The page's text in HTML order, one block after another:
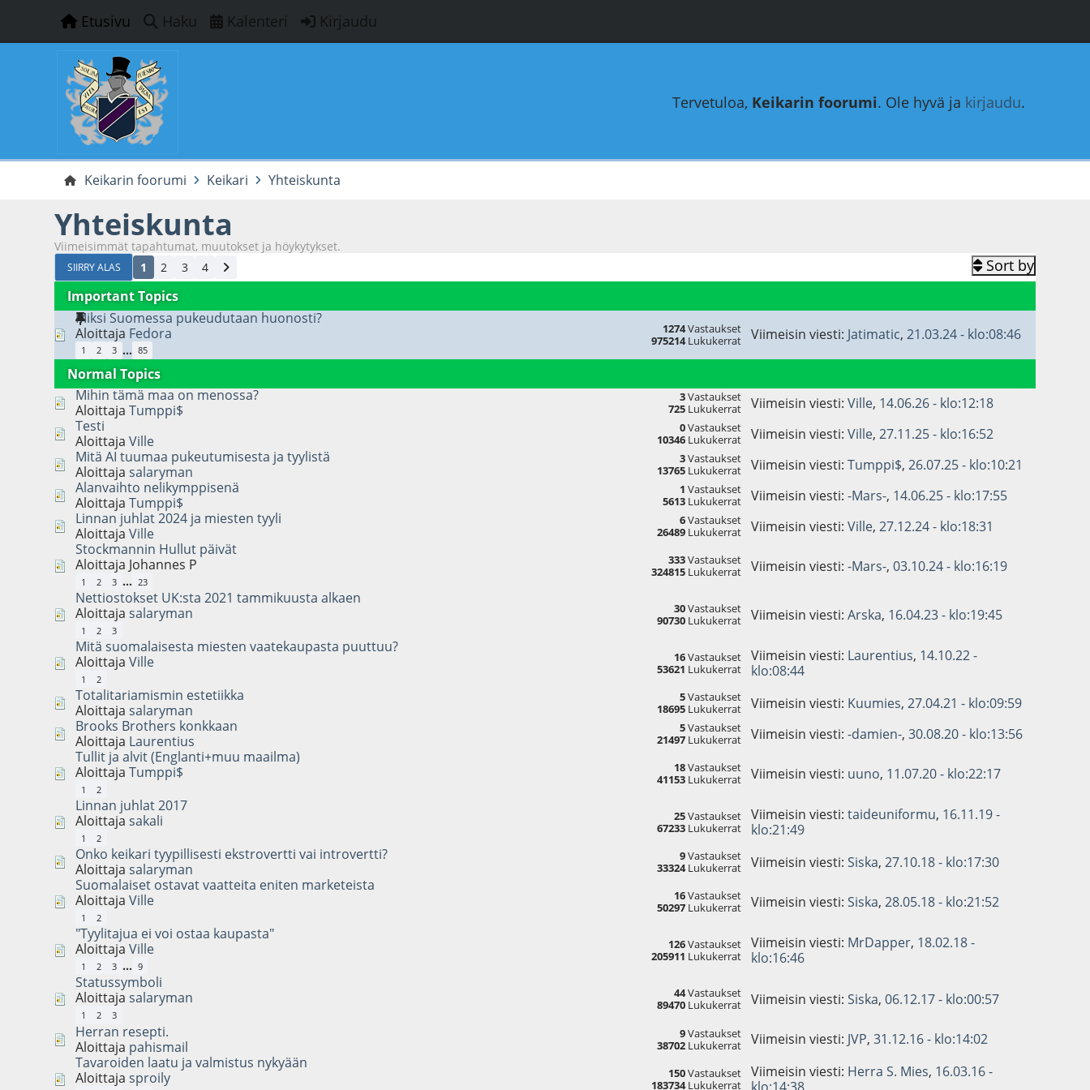
Etusivu Haku Kalenteri Kirjaudu
Tervetuloa, Keikarin foorumi. Ole hyvä ja kirjaudu.
Keikarin foorumi Keikari Yhteiskunta
Yhteiskunta
Viimeisimmät tapahtumat, muutokset ja höykytykset.
SIIRRY ALAS 1 2 3 4 Sort by
Important Topics
Miksi Suomessa pukeudutaan huonosti?
Aloittaja Fedora
1 2 3 ... 85
1274Vastaukset
975214Lukukerrat Viimeisin viesti: Jatimatic, 21.03.24 - klo:08:46
Normal Topics
Mihin tämä maa on menossa?
AloittajaTumppi$
3Vastaukset
725Lukukerrat Viimeisin viesti: Ville, 14.06.26 - klo:12:18
Testi
AloittajaVille
0Vastaukset
10346Lukukerrat Viimeisin viesti: Ville, 27.11.25 - klo:16:52
Mitä AI tuumaa pukeutumisesta ja tyylistä
Aloittajasalaryman
3Vastaukset
13765Lukukerrat Viimeisin viesti: Tumppi$, 26.07.25 - klo:10:21
Alanvaihto nelikymppisenä
AloittajaTumppi$
1 Vastaukset
5613Lukukerrat Viimeisin viesti: -Mars-, 14.06.25 - klo:17:55
Linnan juhlat 2024 ja miesten tyyli
AloittajaVille
6Vastaukset
26489Lukukerrat Viimeisin viesti: Ville, 27.12.24 - klo:18:31
Stockmannin Hullut päivät
Aloittaja Johannes P
1 2 3 ... 23
333Vastaukset
324815Lukukerrat Viimeisin viesti: -Mars-, 03.10.24 - klo:16:19
Nettiostokset UK:sta 2021 tammikuusta alkaen
Aloittajasalaryman
1 2 3
30Vastaukset
90730Lukukerrat Viimeisin viesti: Arska, 16.04.23 - klo:19:45
Mitä suomalaisesta miesten vaatekaupasta puuttuu?
AloittajaVille
1 2
16Vastaukset
53621 Lukukerrat
Viimeisin viesti: Laurentius, 14.10.22 -
klo:08:44
Totalitariamismin estetiikka
Aloittajasalaryman
5Vastaukset
18695Lukukerrat Viimeisin viesti: Kuumies, 27.04.21 - klo:09:59
Brooks Brothers konkkaan
Aloittaja Laurentius
5Vastaukset
21497Lukukerrat Viimeisin viesti: -damien-, 30.08.20 - klo:13:56
Tullit ja alvit (Englanti+muu maailma)
AloittajaTumppi$
1 2
18Vastaukset
41153Lukukerrat Viimeisin viesti: uuno, 11.07.20 - klo:22:17
Linnan juhlat 2017
Aloittajasakali
1 2
25Vastaukset
67233Lukukerrat
Viimeisin viesti: taideuniformu, 16.11.19 -
klo:21:49
Onko keikari tyypillisesti ekstrovertti vai introvertti?
Aloittajasalaryman
9Vastaukset
33324Lukukerrat Viimeisin viesti: Siska, 27.10.18 - klo:17:30
Suomalaiset ostavat vaatteita eniten marketeista
AloittajaVille
1 2
16Vastaukset
50297Lukukerrat Viimeisin viesti: Siska, 28.05.18 - klo:21:52
"Tyylitajua ei voi ostaa kaupasta"
AloittajaVille
1 2 3 ... 9
126Vastaukset
205911 Lukukerrat
Viimeisin viesti: MrDapper, 18.02.18 -
klo:16:46
Statussymboli
Aloittajasalaryman
1 2 3
44Vastaukset
89470Lukukerrat Viimeisin viesti: Siska, 06.12.17 - klo:00:57
Herran resepti.
Aloittaja pahismail
9Vastaukset
38702Lukukerrat Viimeisin viesti: JVP, 31.12.16 - klo:14:02
Tavaroiden laatu ja valmistus nykyään
Aloittajasproily 150Vastaukset
183734Lukukerrat
Viimeisin viesti: Herra S. Mies, 16.03.16 -
klo:14:38